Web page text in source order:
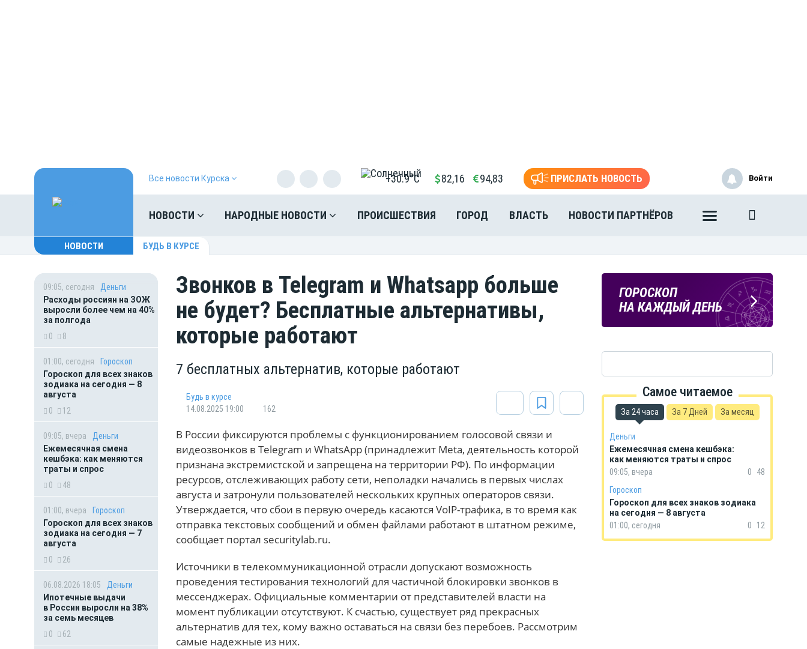
Все новости Курска +30.9°C 82,16 94,83 ПРИСЛАТЬ НОВОСТЬ
НОВОСТИ НАРОДНЫЕ НОВОСТИ ПРОИСШЕСТВИЯ ГОРОД ВЛАСТЬ НОВОСТИ ПАРТНЁРОВ
Войти
НОВОСТИ БУДЬ В КУРСЕ
09:05, сегодня
Деньги
Расходы россиян на ЗОЖ
выросли более чем на 40%
за полгода
0
8
01:00, сегодня
Гороскоп
Гороскоп для всех знаков
зодиака на сегодня — 8
августа
0
12
09:05, вчера
Деньги
Ежемесячная смена
кешбэка: как меняются
траты и спрос
0
48
01:00, вчера
Гороскоп
Гороскоп для всех знаков
зодиака на сегодня — 7
августа
0
26
06.08.2026 18:05
Деньги
Ипотечные выдачи
в России выросли на 38%
за семь месяцев
0
62
Звонков в Telegram и Whatsapp больше
не будет? Бесплатные альтернативы,
которые работают
7 бесплатных альтернатив, которые работают
Будь в курсе
14.08.2025 19:00
162
В России фиксируются проблемы с функционированием голосовой связи и
видеозвонков в Telegram и WhatsApp (принадлежит Meta, деятельность которой
признана экстремистской и запрещена на территории РФ). По информации
ресурсов, отслеживающих работу сети, неполадки начались в первых числах
августа и затронули пользователей нескольких крупных операторов связи.
Утверждается, что сбои в первую очередь касаются VoIP-трафика, в то время как
отправка текстовых сообщений и обмен файлами работают в штатном режиме,
сообщает портал securitylab.ru.
Источники в телекоммуникационной отрасли допускают возможность
проведения тестирования технологий для частичной блокировки звонков в
мессенджерах. Официальные комментарии от представителей власти на
момент публикации отсутствуют. К счастью, существует ряд прекрасных
альтернатив для тех, кому важно оставаться на связи без перебоев. Рассмотрим
самые надежные из них.
ПОГОДА
В КУРСКЕ
ГОРОСКОП
НА КАЖДЫЙ ДЕНЬ
Самое читаемое
За 24 часа За 7 Дней За месяц
Деньги
Ежемесячная смена кешбэка:
как меняются траты и спрос
09:05, вчера
0
48
Гороскоп
Гороскоп для всех знаков зодиака
на сегодня — 8 августа
01:00, сегодня
0 12